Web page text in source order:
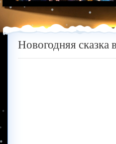
Новогодняя